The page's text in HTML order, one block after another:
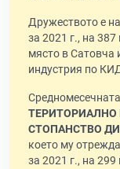
Дружеството е
за 2021 г., на 387
място в Сатовча
индустрия по
СТОПАНСТВО
което му
за 2021 г., на